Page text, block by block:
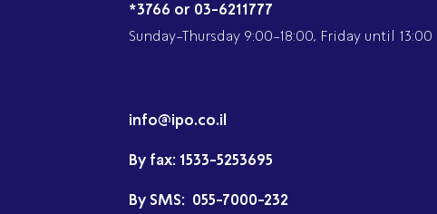
*3766 or 03-6211777
Sunday-Thursday 9:00-18:00, Friday until 13:00
info@ipo.co.il
By fax: 1533-5253695
By SMS: 055-7000-232